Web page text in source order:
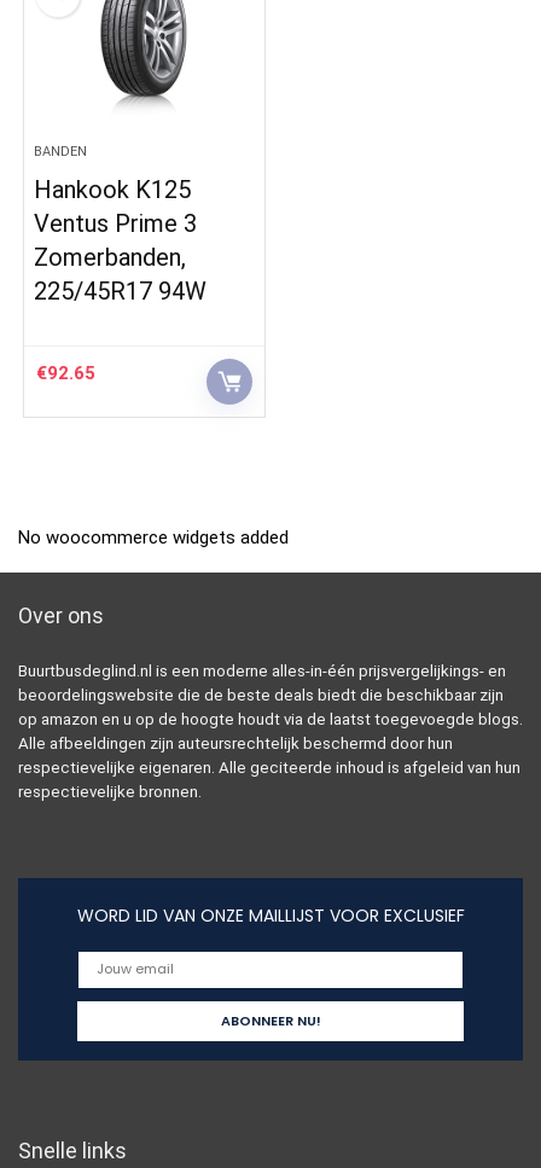
BANDEN
Hankook K125
Ventus Prime 3
Zomerbanden,
225/45R17 94W
€92.65
No woocommerce widgets added
Over ons
Buurtbusdeglind.nl is een moderne alles-in-één prijsvergelijkings- en
beoordelingswebsite die de beste deals biedt die beschikbaar zijn
op amazon en u op de hoogte houdt via de laatst toegevoegde blogs.
Alle afbeeldingen zijn auteursrechtelijk beschermd door hun
respectievelijke eigenaren. Alle geciteerde inhoud is afgeleid van hun
respectievelijke bronnen.
WORD LID VAN ONZE MAILLIJST VOOR EXCLUSIEF
Snelle links